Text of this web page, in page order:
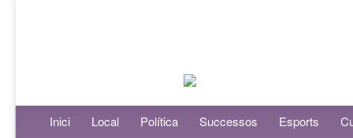
Menú principalAneu al contingut principal
Aneu al contingut secundari
Inici Local Política Successos Esports